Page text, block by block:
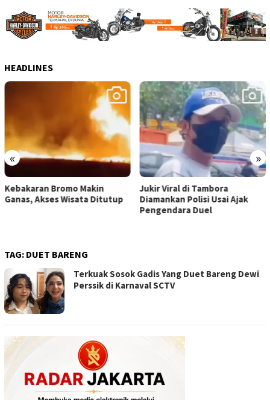
HEADLINES
« »
Jukir Viral di Tambora
Diamankan Polisi Usai Ajak
Karnaval Kemerdekaan,
Sasana Bulan Kampanyekan
Go Greeen
TAG: DUET BARENG
Terkuak Sosok Gadis Yang Duet Bareng Dewi
Perssik di Karnaval SCTV